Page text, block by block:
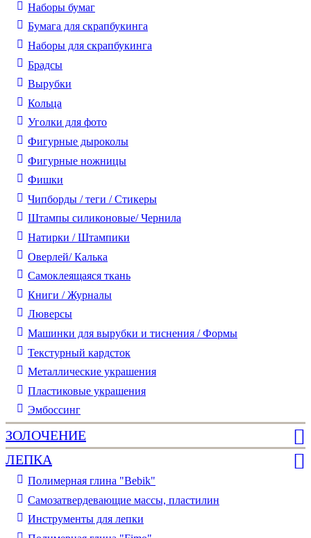
Наборы бумаг
Бумага для скрапбукинга
Наборы для скрапбукинга
Брадсы
Вырубки
Кольца
Уголки для фото
Фигурные дыроколы
Фигурные ножницы
Фишки
Чипборды / теги / Стикеры
Штампы силиконовые/ Чернила
Натирки / Штампики
Оверлей/ Калька
Самоклеящаяся ткань
Книги / Журналы
Люверсы
Машинки для вырубки и тиснения / Формы
Текстурный кардсток
Металлические украшения
Пластиковые украшения
Эмбоссинг
ЗОЛОЧЕНИЕ
ЛЕПКА
Полимерная глина "Bebik"
Самозатвердевающие массы, пластилин
Инструменты для лепки